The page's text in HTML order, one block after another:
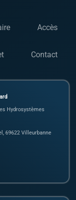
Accès
Contact
Hydrosystèmes
69622 Villeurbanne